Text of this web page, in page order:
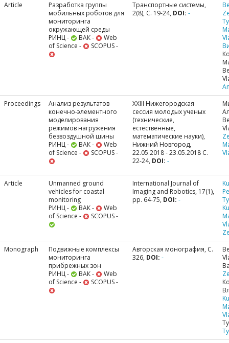
Article
Разработка группы
мобильных роботов для
мониторинга
окружающей среды
РИНЦ -
ВАК -
Web
of Science -
SCOPUS -
Транспортные системы,
2(8), С. 19-24, DOI: -
Proceedings
Анализ результатов
конечно-элементного
моделирования
режимов нагружения
безвоздушной шины
РИНЦ -
ВАК -
Web
of Science -
SCOPUS -
XXIII Нижегородская
сессия молодых ученых
(технические,
естественные,
математические науки),
Нижний Новгород,
22.05.2018 - 23.05.2018 С.
22-24, DOI: -
Article
Unmanned ground
vehicles for coastal
monitoring
РИНЦ -
ВАК -
Web
of Science -
SCOPUS -
International Journal of
Imaging and Robotics, 17(1),
pp. 64-75, DOI: -
Monograph
Подвижные комплексы
мониторинга
прибрежных зон
РИНЦ -
ВАК -
Web
of Science -
SCOPUS -
Авторская монография, С.
326, DOI: -